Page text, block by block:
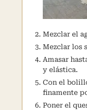
Mezclar el
Mezclar los
Amasar
y elástica.
Con el
finamente
Poner el